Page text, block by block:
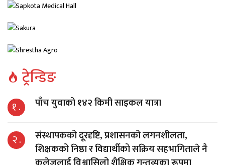
ट्रेन्डिङ
१ . पाँच युवाको १४२ किमी साइकल यात्रा
२ .
संस्थापकको दूरदृष्टि, प्रशासनको लगनशीलता,
शिक्षकको निष्ठा र विद्यार्थीको सक्रिय सहभागिताले नै